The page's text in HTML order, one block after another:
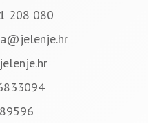
208 080